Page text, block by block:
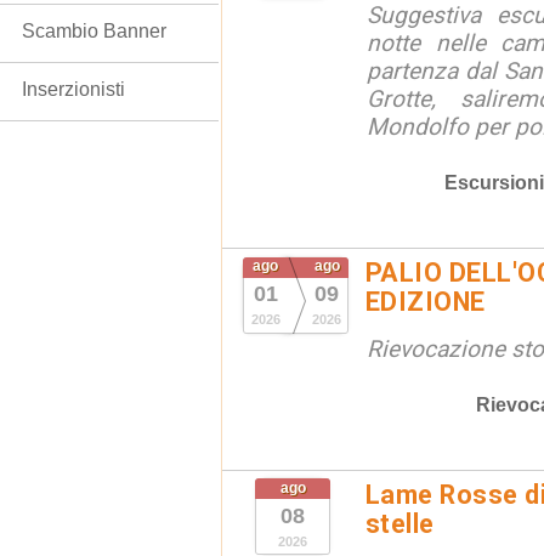
Suggestiva
notte nelle
partenza dal
Grotte,
Mondolfo per
Escursioni
ago
01
2026
ago
09
2026
PALIO
EDIZIONE
Rievocazione
ago
08
2026
Lame Rosse
stelle
Scambio Banner
Inserzionisti